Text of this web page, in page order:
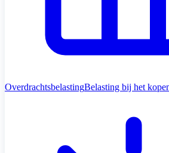
OverdrachtsbelastingBelasting bij het